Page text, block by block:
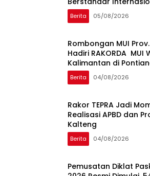
Berita 05/08/2026
Rombongan MUI
Hadiri RAKORDA MUI
Kalimantan di
Berita 04/08/2026
Rakor TEPRA Jadi
Realisasi APBD dan
Kalteng
Berita 04/08/2026
Pemusatan Diklat